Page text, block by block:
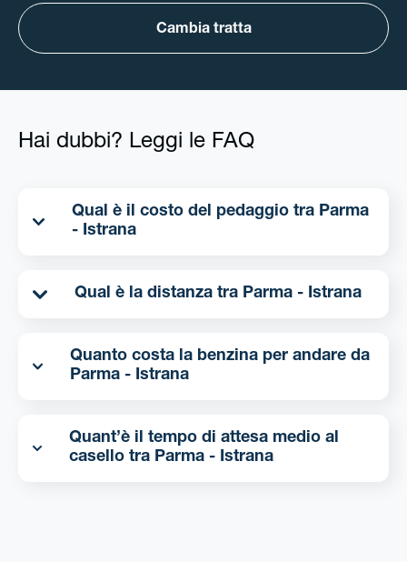
Cambia tratta
Hai dubbi? Leggi le FAQ
Qual è il costo del pedaggio tra Parma
- Istrana
Qual è la distanza tra Parma - Istrana
Quanto costa la benzina per andare da
Parma - Istrana
Quant’è il tempo di attesa medio al
casello tra Parma - Istrana